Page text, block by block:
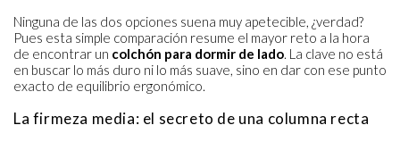
Ninguna de las dos opciones suena muy apetecible, ¿verdad?
Pues esta simple comparación resume el mayor reto a la hora
de encontrar un colchón para dormir de lado. La clave no está
en buscar lo más duro ni lo más suave, sino en dar con ese punto
exacto de equilibrio ergonómico.
La firmeza media: el secreto de una columna recta